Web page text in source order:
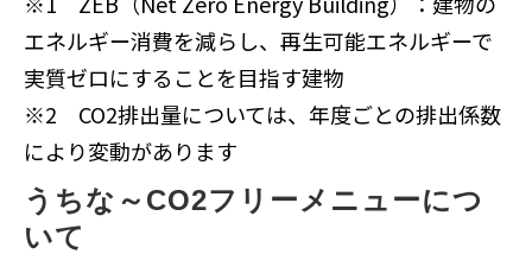
エネルギー消費を減らし、再生可能エネルギーで
実質ゼロにすることを目指す建物
※2 CO2排出量については、年度ごとの排出係数
により変動があります
うちな～CO2フリーメニューにつ
いて